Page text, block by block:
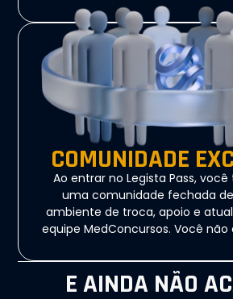
COMUNIDADE
Ao entrar no Legista Pass,
uma comunidade fechada
ambiente de troca, apoio e
equipe MedConcursos. Você não
E AINDA NÃO